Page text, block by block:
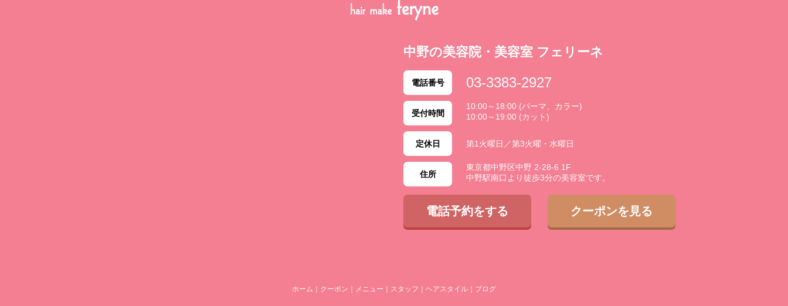
中野の美容院・美容室 フェリーネ
電話番号 03-3383-2927
受付時間
10:00～18:00 (パーマ、カラー)
10:00～19:00 (カット)
定休日 第1火曜日／第3火曜・水曜日
住所
東京都中野区中野 2-28-6 1F
中野駅南口より徒歩3分の美容室です。
電話予約をする クーポンを見る
ホーム クーポン メニュー スタッフ ヘアスタイル ブログ